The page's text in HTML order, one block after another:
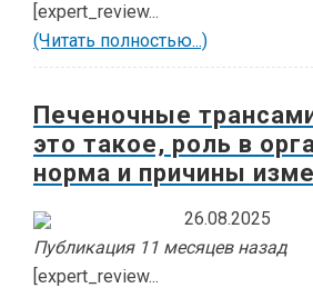
[expert_review...
(Читать полностью...)
Печеночные
это такое, роль в
норма и причины
26.08.2025
Публикация 11 месяцев назад
[expert_review...